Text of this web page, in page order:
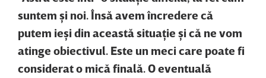
suntem şi noi. Însă avem încredere că
putem ieşi din această situaţie şi că ne vom
atinge obiectivul. Este un meci care poate fi
considerat o mică finală. O eventuală